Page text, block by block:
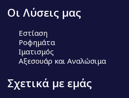
Οι Λύσεις μας
Εστίαση
Ροφημάτα
Ιματισμός
Αξεσουάρ και Αναλώσιμα
Σχετικά με εμάς